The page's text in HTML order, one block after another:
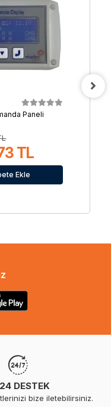
Paneli
TL
Ekle
DESTEK
bize iletebilirsiniz.